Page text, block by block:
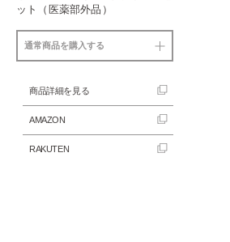
ット（医薬部外品）
通常商品を購入する
商品詳細を見る
AMAZON
RAKUTEN